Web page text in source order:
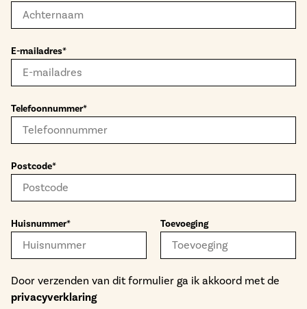
E-mailadres*
Telefoonnummer*
Postcode*
Huisnummer* Toevoeging
Door verzenden van dit formulier ga ik akkoord met de
privacyverklaring